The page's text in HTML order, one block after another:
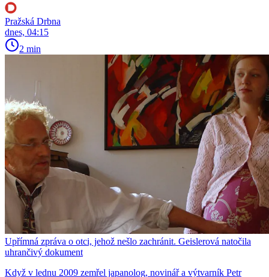
Pražská Drbna
dnes, 04:15
2 min
Upřímná zpráva o otci, jehož nešlo zachránit. Geislerová natočila
uhrančivý dokument
Když v lednu 2009 zemřel japanolog, novinář a výtvarník Petr